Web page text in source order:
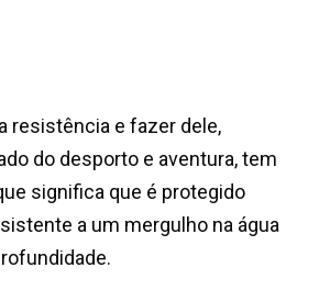
resistência e fazer dele,
do desporto e aventura, tem
significa que é protegido
a um mergulho na água